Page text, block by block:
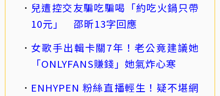
兒遭控交友騙吃騙喝「約吃火鍋只帶
10元」 邵昕13字回應
女歌手出輯卡關7年！老公竟建議她
「ONLYFANS賺錢」她氣炸心寒
ENHYPEN 粉絲直播輕生！疑不堪網